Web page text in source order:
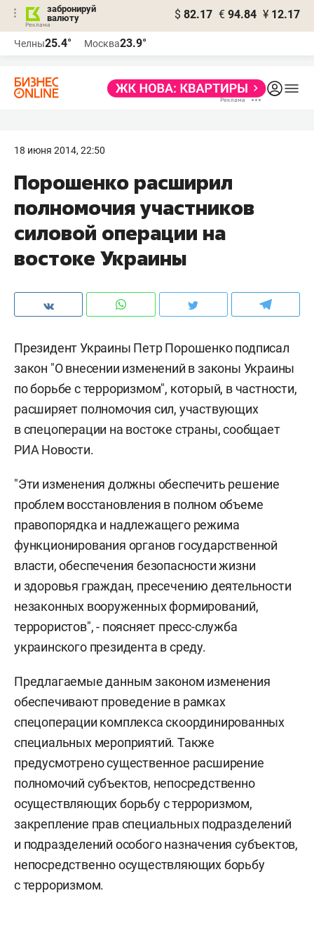
забронируй
валюту
$ 82.17 € 94.84 ¥ 12.17
Челны25.4° Москва23.9°
18 июня 2014, 22:50
Порошенко расширил
полномочия участников
силовой операции на
востоке Украины
Президент Украины Петр Порошенко подписал
закон "О внесении изменений в законы Украины
по борьбе с терроризмом", который, в частности,
расширяет полномочия сил, участвующих
в спецоперации на востоке страны, сообщает
РИА Новости.
"Эти изменения должны обеспечить решение
проблем восстановления в полном объеме
правопорядка и надлежащего режима
функционирования органов государственной
власти, обеспечения безопасности жизни
и здоровья граждан, пресечению деятельности
незаконных вооруженных формирований,
террористов", - поясняет пресс-служба
украинского президента в среду.
Предлагаемые данным законом изменения
обеспечивают проведение в рамках
спецоперации комплекса скоординированных
специальных мероприятий. Также
предусмотрено существенное расширение
полномочий субъектов, непосредственно
осуществляющих борьбу с терроризмом,
закрепление прав специальных подразделений
и подразделений особого назначения субъектов,
непосредственно осуществляющих борьбу
с терроризмом.